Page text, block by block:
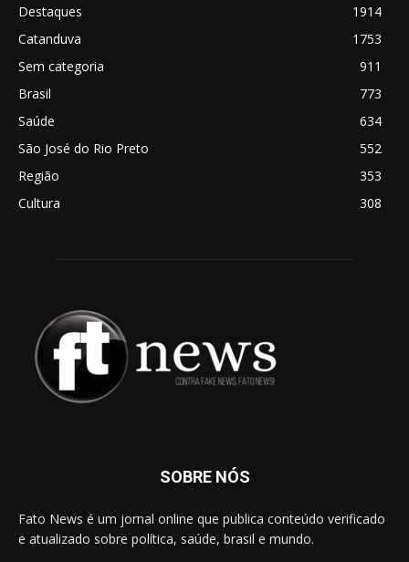
Destaques
1914
Catanduva
1753
Sem categoria
911
Brasil
773
Saúde
634
São José do Rio Preto
552
Região
353
Cultura
308
SOBRE NÓS
Fato News é um jornal online que publica conteúdo verificado
e atualizado sobre política, saúde, brasil e mundo.